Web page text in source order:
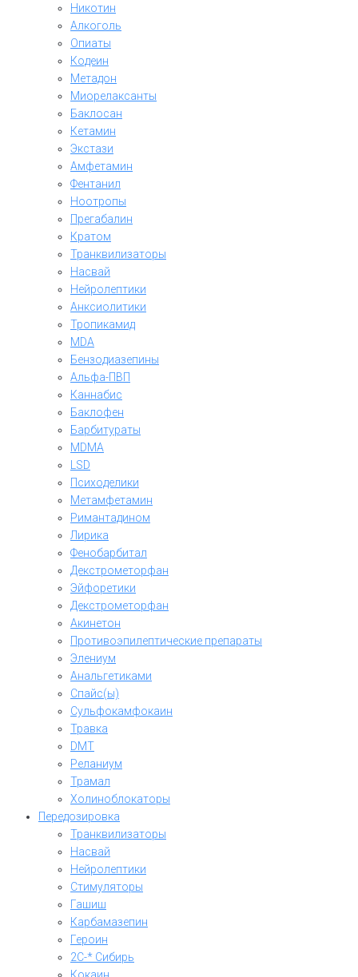
Никотин
Алкоголь
Опиаты
Кодеин
Метадон
Миорелаксанты
Баклосан
Кетамин
Экстази
Амфетамин
Фентанил
Ноотропы
Прегабалин
Кратом
Транквилизаторы
Насвай
Нейролептики
Анксиолитики
Тропикамид
MDA
Бензодиазепины
Альфа-ПВП
Каннабис
Баклофен
Барбитураты
MDMA
LSD
Психоделики
Метамфетамин
Римантадином
Лирика
Фенобарбитал
Декстрометорфан
Эйфоретики
Декстрометорфан
Акинетон
Противоэпилептические препараты
Элениум
Анальгетиками
Спайс(ы)
Сульфокамфокаин
Травка
DMT
Реланиум
Трамал
Холиноблокаторы
Передозировка
Транквилизаторы
Насвай
Нейролептики
Стимуляторы
Гашиш
Карбамазепин
Героин
2C-* Сибирь